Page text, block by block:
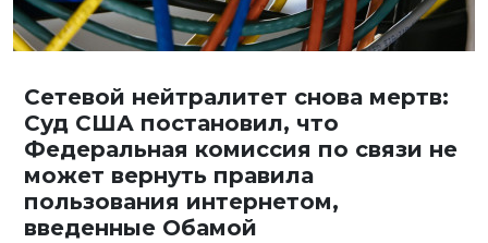
Сетевой нейтралитет снова мертв:
Суд США постановил, что
Федеральная комиссия по связи не
может вернуть правила
пользования интернетом,
введенные Обамой